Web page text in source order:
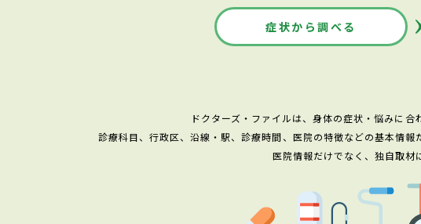
症状から調べる
ドクターズ・ファイルは、身体の症状・悩みに
診療科目、行政区、沿線・駅、診療時間、医院の特徴などの基本情
医院情報だけでなく、独自取材